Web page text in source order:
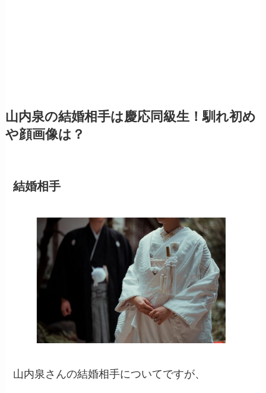
山内泉の結婚相手は慶応同級生！馴れ初め
や顔画像は？
結婚相手
山内泉さんの結婚相手についてですが、